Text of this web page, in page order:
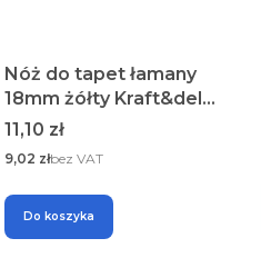
Nóż do tapet łamany
18mm żółty Kraft&dele
KD10966
Cena
11,10 zł
Cena
9,02 złbez VAT
Do koszyka